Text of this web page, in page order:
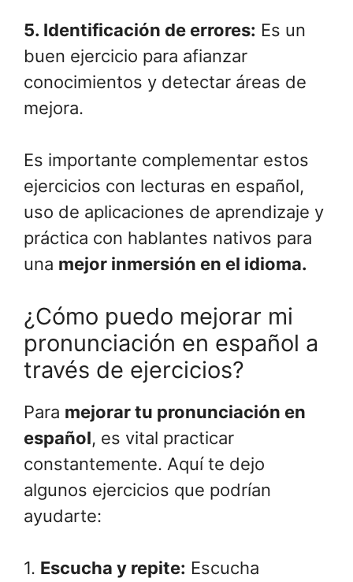
5. Identificación de errores: Es un
buen ejercicio para afianzar
conocimientos y detectar áreas de
mejora.
Es importante complementar estos
ejercicios con lecturas en español,
uso de aplicaciones de aprendizaje y
práctica con hablantes nativos para
una mejor inmersión en el idioma.
¿Cómo puedo mejorar mi
pronunciación en español a
través de ejercicios?
Para mejorar tu pronunciación en
español, es vital practicar
constantemente. Aquí te dejo
algunos ejercicios que podrían
ayudarte:
1. Escucha y repite: Escucha